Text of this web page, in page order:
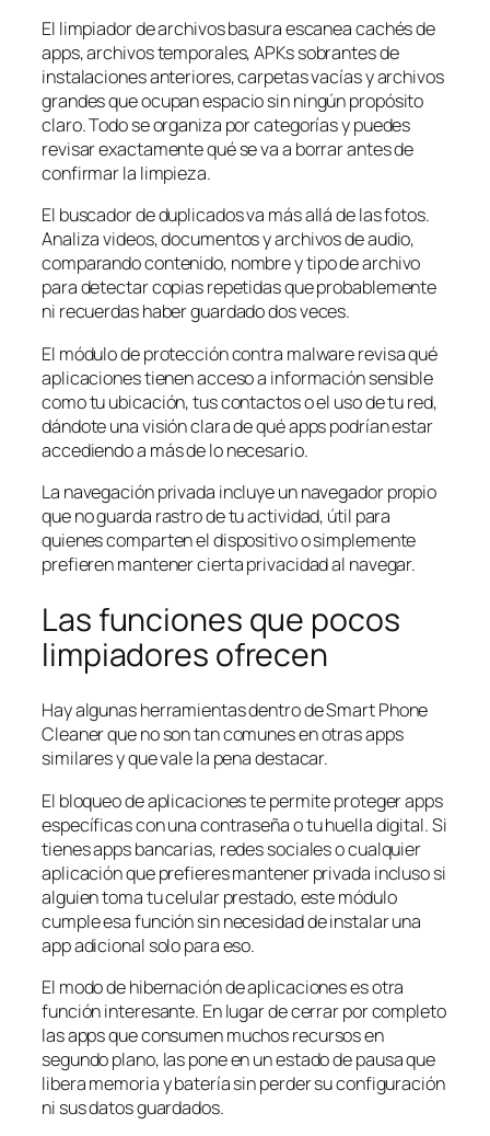
El limpiador de archivos basura escanea cachés de
apps, archivos temporales, APKs sobrantes de
instalaciones anteriores, carpetas vacías y archivos
grandes que ocupan espacio sin ningún propósito
claro. Todo se organiza por categorías y puedes
revisar exactamente qué se va a borrar antes de
confirmar la limpieza.
El buscador de duplicados va más allá de las fotos.
Analiza videos, documentos y archivos de audio,
comparando contenido, nombre y tipo de archivo
para detectar copias repetidas que probablemente
ni recuerdas haber guardado dos veces.
El módulo de protección contra malware revisa qué
aplicaciones tienen acceso a información sensible
como tu ubicación, tus contactos o el uso de tu red,
dándote una visión clara de qué apps podrían estar
accediendo a más de lo necesario.
La navegación privada incluye un navegador propio
que no guarda rastro de tu actividad, útil para
quienes comparten el dispositivo o simplemente
prefieren mantener cierta privacidad al navegar.
Las funciones que pocos
limpiadores ofrecen
Hay algunas herramientas dentro de Smart Phone
Cleaner que no son tan comunes en otras apps
similares y que vale la pena destacar.
El bloqueo de aplicaciones te permite proteger apps
específicas con una contraseña o tu huella digital. Si
tienes apps bancarias, redes sociales o cualquier
aplicación que prefieres mantener privada incluso si
alguien toma tu celular prestado, este módulo
cumple esa función sin necesidad de instalar una
app adicional solo para eso.
El modo de hibernación de aplicaciones es otra
función interesante. En lugar de cerrar por completo
las apps que consumen muchos recursos en
segundo plano, las pone en un estado de pausa que
libera memoria y batería sin perder su configuración
ni sus datos guardados.